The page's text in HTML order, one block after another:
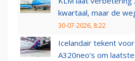
kwartaal, maar de
30-07-2026, 8:22
Icelandair tekent
A320neo's om